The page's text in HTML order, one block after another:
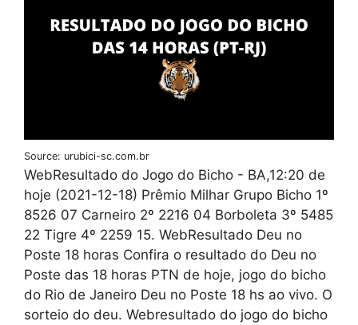
Source: urubici-sc.com.br
WebResultado do Jogo do Bicho - BA,12:20 de
hoje (2021-12-18) Prêmio Milhar Grupo Bicho 1º
8526 07 Carneiro 2º 2216 04 Borboleta 3º 5485
22 Tigre 4º 2259 15. WebResultado Deu no
Poste 18 horas Confira o resultado do Deu no
Poste das 18 horas PTN de hoje, jogo do bicho
do Rio de Janeiro Deu no Poste 18 hs ao vivo. O
sorteio do deu. Webresultado do jogo do bicho